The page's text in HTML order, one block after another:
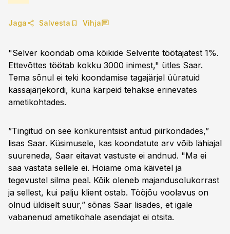
Jaga Salvesta Vihja
"Selver koondab oma kõikide Selverite töötajatest 1%.
Ettevõttes töötab kokku 3000 inimest," ütles Saar.
Tema sõnul ei teki koondamise tagajärjel üüratuid
kassajärjekordi, kuna kärpeid tehakse erinevates
ametikohtades.
”Tingitud on see konkurentsist antud piirkondades,”
lisas Saar. Küsimusele, kas koondatute arv võib lähiajal
suureneda, Saar eitavat vastuste ei andnud. "Ma ei
saa vastata sellele ei. Hoiame oma käivetel ja
tegevustel silma peal. Kõik oleneb majandusolukorrast
ja sellest, kui palju klient ostab. Tööjõu voolavus on
olnud üldiselt suur,” sõnas Saar lisades, et igale
vabanenud ametikohale asendajat ei otsita.